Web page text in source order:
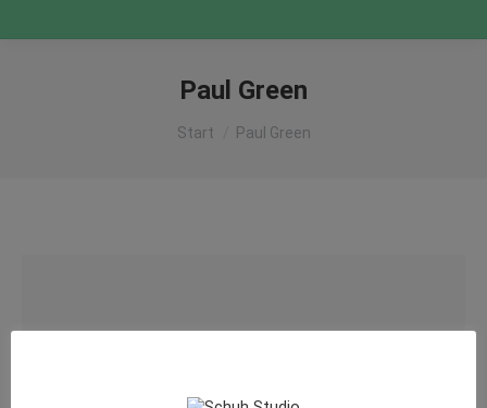
Paul Green
Sie befinden sich hier:
Start Paul Green